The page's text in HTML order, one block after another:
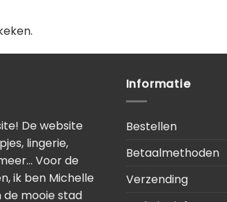
De website
lingerie,
Voor de
ik ben Michelle
de mooie stad
Informatie
Bestellen
Betaalmethoden
Verzending